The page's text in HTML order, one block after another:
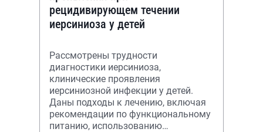
рецидивирующем течении
иерсиниоза у детей
Рассмотрены трудности
диагностики иерсиниоза,
клинические проявления
иерсиниозной инфекции у детей.
Даны подходы к лечению, включая
рекомендации по функциональному
питанию, использованию